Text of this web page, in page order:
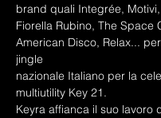
brand quali Integrée,
Fiorella Rubino, The Space
American Disco, Relax...
jingle
nazionale Italiano per la
multiutility Key 21.
Keyra affianca il suo lavoro